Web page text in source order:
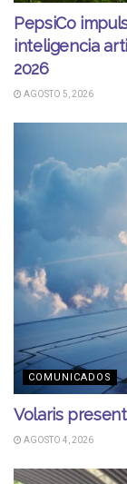
PepsiCo
inteligencia
2026
AGOSTO 5, 2026
COMUNICADOS
Volaris
AGOSTO 4, 2026